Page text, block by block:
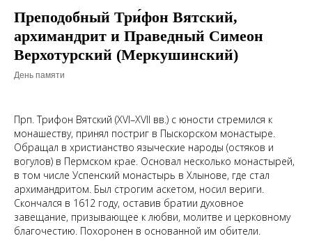
Преподобный Три́фон Вятский,
архимандрит и Праведный Симеон
Верхотурский (Меркушинский)
День памяти
Прп. Трифон Вятский (XVI–XVII вв.) с юности стремился к
монашеству, принял постриг в Пыскорском монастыре.
Обращал в христианство языческие народы (остяков и
вогулов) в Пермском крае. Основал несколько монастырей,
в том числе Успенский монастырь в Хлынове, где стал
архимандритом. Был строгим аскетом, носил вериги.
Скончался в 1612 году, оставив братии духовное
завещание, призывающее к любви, молитве и церковному
благочестию. Похоронен в основанной им обители.